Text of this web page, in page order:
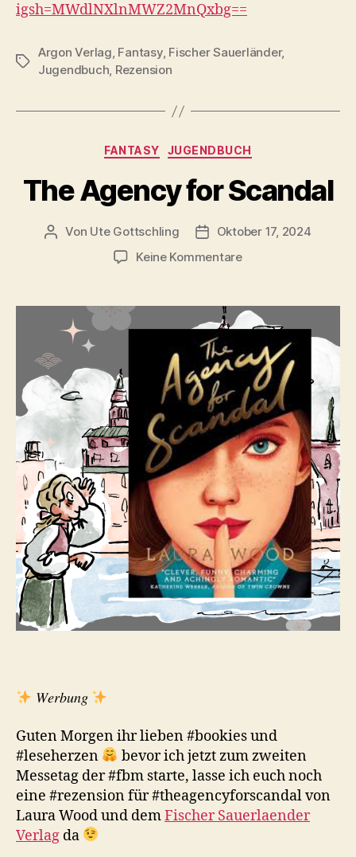
igsh=MWdlNXlnMWZ2MnQxbg==
Schlagwörter
Argon Verlag, Fantasy, Fischer Sauerländer,
Jugendbuch, Rezension
Kategorien
FANTASY JUGENDBUCH
The Agency for Scandal
Beitragsautor
Von Ute Gottschling Veröffentlichungsdatum
Oktober 17, 2024
Keine Kommentarezu
for
Scandal
𝑊𝑒𝑟𝑏𝑢𝑛𝑔
Guten Morgen ihr lieben #bookies und
#leseherzen
bevor ich jetzt zum zweiten
Messetag der #fbm starte, lasse ich euch noch
eine #rezension für #theagencyforscandal von
Laura Wood und demFischer Sauerlaender
Verlag da